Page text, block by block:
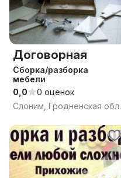
Договорная
Сборка/разборка
мебели
0,0
0 оценок
Слоним, Гродненская обл.